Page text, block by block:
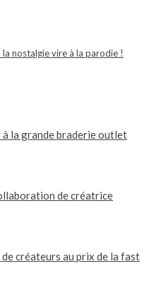
la nostalgie vire à la parodie !
à la grande braderie outlet
de créatrice
créateurs au prix de la fast